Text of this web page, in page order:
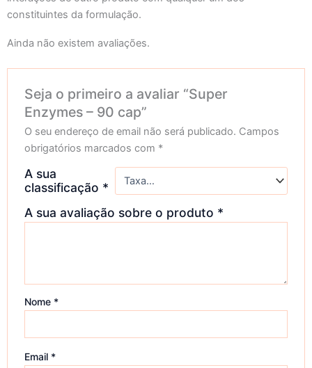
constituintes da formulação.
Ainda não existem avaliações.
Seja o primeiro a avaliar “Super
Enzymes – 90 cap”
O seu endereço de email não será publicado. Campos
obrigatórios marcados com *
A sua
classificação *
A sua avaliação sobre o produto *
Nome *
Email *